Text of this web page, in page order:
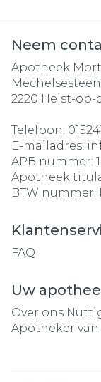
Neem
Apotheek
2220 Heist-op-
Telefoon:
E-mailadres:
APB nummer:
Apotheek
BTW nummer:
FAQ
Uw
Over ons
Apotheker